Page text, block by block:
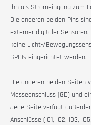
ihn als Stromeingang zum
Die anderen beiden Pins
externer digitaler
keine Licht-/
GPIOs eingerichtet werden.
Die anderen beiden Seiten
Masseanschluss (GD) und
Jede Seite verfügt
Anschlüsse (IO1, IO2, IO3,